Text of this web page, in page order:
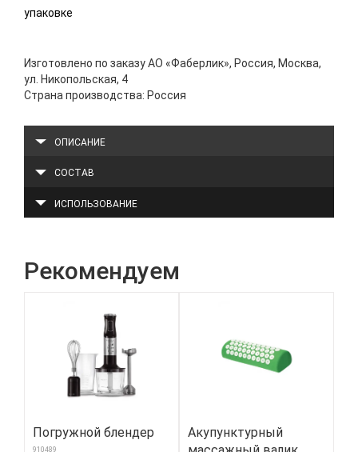
упаковке
Изготовлено по заказу АО «Фаберлик», Россия, Москва,
ул. Никопольская, 4
Страна производства: Россия
ОПИСАНИЕ
СОСТАВ
ИСПОЛЬЗОВАНИЕ
Рекомендуем
Погружной блендер
910489
Акупунктурный